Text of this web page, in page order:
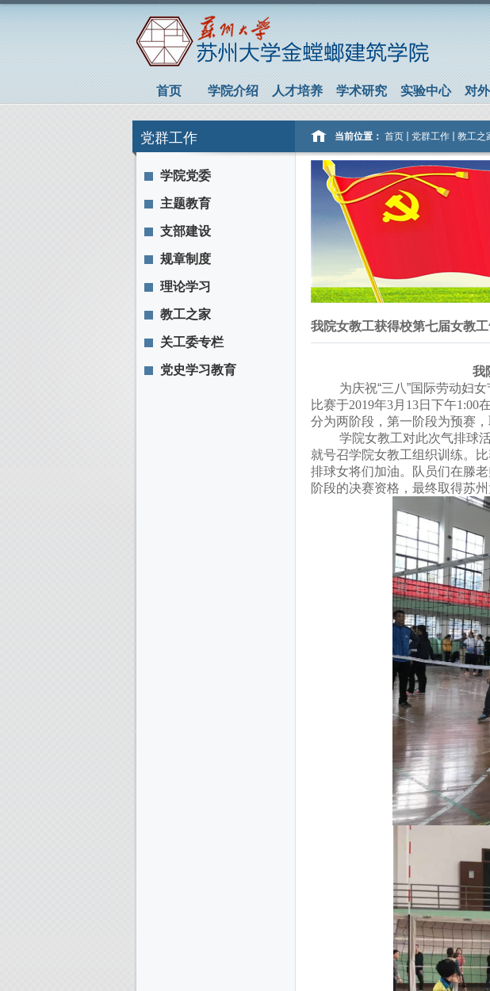
首页 学院介绍 人才培养 学术研究 实验中心 对
党群工作
学院党委
主题教育
支部建设
规章制度
理论学习
教工之家
关工委专栏
党史学习教育
当前位置： 首页 党群工作 教工之
我院女教工获得校第七届女教
我
为庆祝“三八”国际劳动妇
比赛于2019年3月 13日下午1:00
分为两阶段，第一阶段为预赛
学院女教工对此次气排球
就号召学院女教工组织训练。
排球女将们加油。队员们在滕
阶段的决赛资格，最终取得苏